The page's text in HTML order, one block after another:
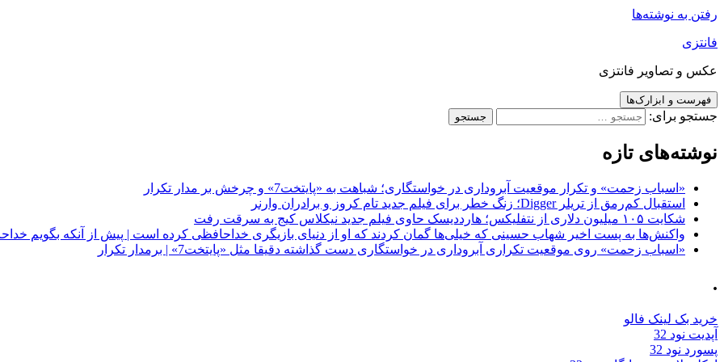
رفتن به نوشته‌ها
فانتزی
عکس و تصاویر فانتزی
فهرست و ابزارک‌ها
جستجو برای:
نوشته‌های تازه
«اسباب زحمت» و تکرار موقعیت آبروداری در خواستگاری؛ شباهت به «پایتخت7» و چرخش بر مدار تکرار
استقبال کم‌رمق از تریلر Digger؛ زنگ خطر برای فیلم جدید تام کروز و برادران وارنر
شکایت ۱۰۵ میلیون دلاری از نتفلیکس؛ هارددیسک حاوی فیلم جدید نیکلاس کیج به سرقت رفت
واکنش‌ها به پست اخیر شهاب حسینی که خیلی‌ها گمان کردند که او از دنیای بازیگری خداحافظی کرده است | پیش از آنکه بگویم
«اسباب زحمت» روی موقعیت تکراری آبروداری در خواستگاری دست گذاشته دقیقا مثل «پایتخت7» | برمدار تکرار
.
خرید بک لینک فالو
آپدیت نود 32
پسورد نود 32